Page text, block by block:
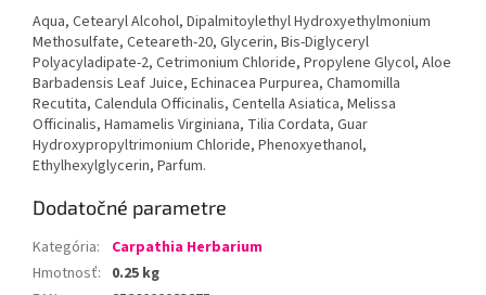
Aqua, Cetearyl Alcohol, Dipalmitoylethyl Hydroxyethylmonium
Methosulfate, Ceteareth-20, Glycerin, Bis-Diglyceryl
Polyacyladipate-2, Cetrimonium Chloride, Propylene Glycol, Aloe
Barbadensis Leaf Juice, Echinacea Purpurea, Chamomilla
Recutita, Calendula Officinalis, Centella Asiatica, Melissa
Officinalis, Hamamelis Virginiana, Tilia Cordata, Guar
Hydroxypropyltrimonium Chloride, Phenoxyethanol,
Ethylhexylglycerin, Parfum.
Dodatočné parametre
Kategória:
Carpathia Herbarium
Hmotnosť: 0.25 kg